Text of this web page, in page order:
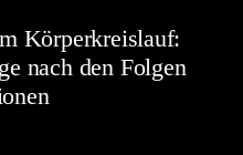
Körperkreislauf:
nach den Folgen